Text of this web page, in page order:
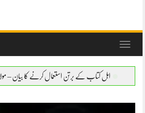
Toggle
استعمال کرنے کا بیان – مولانا ابو بکر صدیق حفظہ اللہ